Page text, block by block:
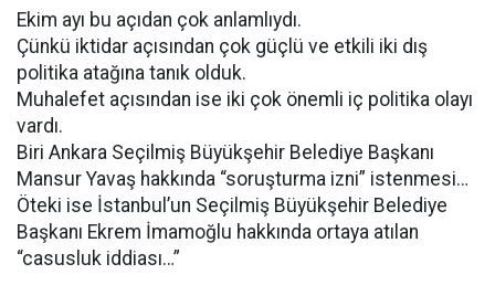
Ekim ayı bu açıdan çok anlamlıydı.
Çünkü iktidar açısından çok güçlü ve etkili iki dış
politika atağına tanık olduk.
Muhalefet açısından ise iki çok önemli iç politika olayı
vardı.
Biri Ankara Seçilmiş Büyükşehir Belediye Başkanı
Mansur Yavaş hakkında “soruşturma izni” istenmesi…
Öteki ise İstanbul’un Seçilmiş Büyükşehir Belediye
Başkanı Ekrem İmamoğlu hakkında ortaya atılan
“casusluk iddiası…”